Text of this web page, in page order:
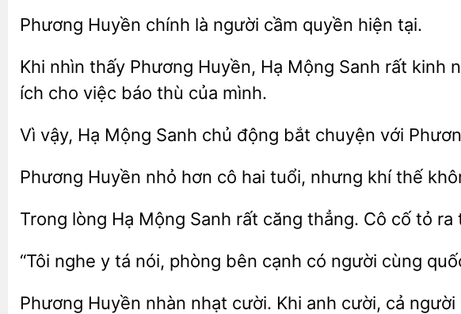
Phương Huyền người cầm hiện tại.
Khi nhìn thấy Phương Huyền, Hạ Mộng Sanh rất kinh
ích cho việc báo thù của mình.
Vì vậy, Hạ Mộng Sanh động bắt chuyện
Phương Huyền nhỏ hơn tuổi, nhưng khí thế
Trong lòng Hạ Sanh căng thẳng. Cô cố tỏ
“Tôi nghe y tá nói, bên cạnh có cùng
Phương Huyền nhàn nhạt cười. Khi cả